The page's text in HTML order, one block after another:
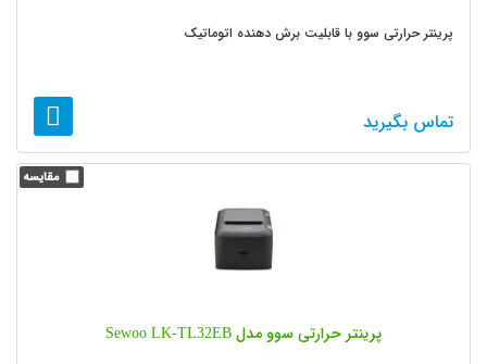
پرینتر حرارتی سوو با قابلیت برش دهنده اتوماتیک
تماس بگیرید
پرینتر حرارتی سوو مدل Sewoo LK-TL32EB